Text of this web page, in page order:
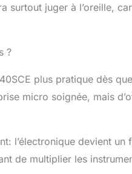
juger à l’oreille,
?
plus pratique dès
micro soignée, mais
l’électronique devient
de multiplier les